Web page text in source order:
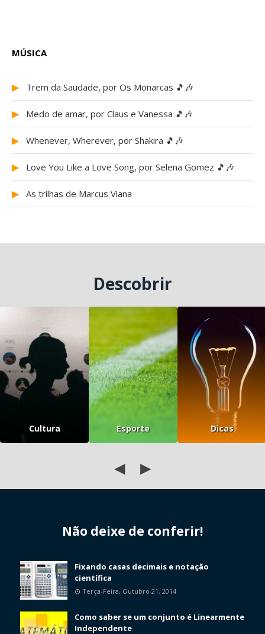
MÚSICA
▶ Trem da Saudade, por Os Monarcas 🎵🎶
▶ Medo de amar, por Claus e Vanessa 🎵🎶
▶ Whenever, Wherever, por Shakira 🎵🎶
▶ Love You Like a Love Song, por Selena Gomez 🎵🎶
▶ As trilhas de Marcus Viana
Descobrir
Cultura Esporte Dicas
◀ ▶
Não deixe de conferir!
Fixando casas decimais e notação
científica
Terça-Feira, Outubro 21, 2014
Como saber se um conjunto é Linearmente
Independente